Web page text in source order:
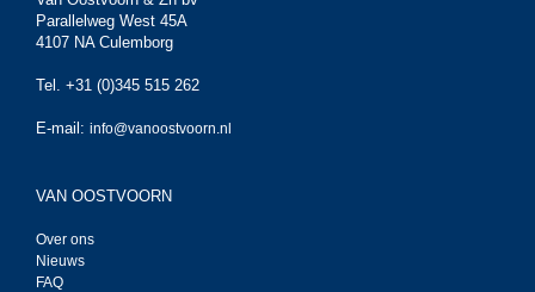
Parallelweg West 45A
4107 NA Culemborg
Tel. +31 (0)345 515 262
E-mail: info@vanoostvoorn.nl
VAN OOSTVOORN
Over ons
Nieuws
FAQ